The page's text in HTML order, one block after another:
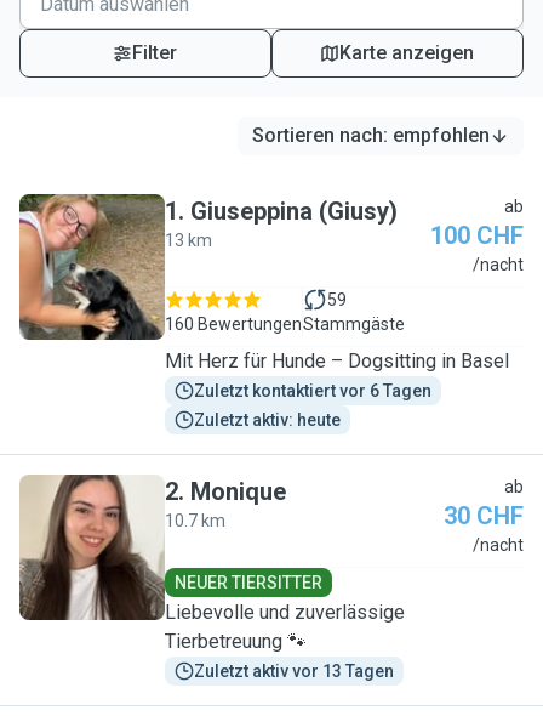
Filter Karte anzeigen
Sortieren nach: empfohlen
G
1. Giuseppina (Giusy)
13 km
ab
100 CHF
/nacht
160 Bewertungen
59
Stammgäste
Mit Herz für Hunde – Dogsitting in Basel
Zuletzt kontaktiert vor 6 Tagen
Zuletzt aktiv: heute
M
2. Monique
10.7 km
ab
30 CHF
/nacht
NEUER TIERSITTER
Liebevolle und zuverlässige
Tierbetreuung 🐾
Zuletzt aktiv vor 13 Tagen